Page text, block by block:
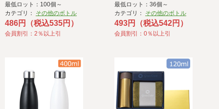
最低ロット：100個～
カテゴリ： その他のボトル
486円（税込535円）
会員割引：2％以上引
最低ロット：36個～
カテゴリ： その他のボトル
493円（税込542円）
会員割引：0％以上引